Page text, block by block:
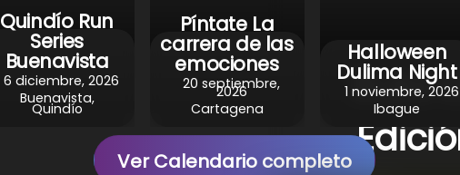
Ruta
t
Quindío Run
Series
Buenavista
6 diciembre, 2026
Buenavista,
Quindío
Píntate La
carrera de las
emociones
20 septiembre,
2026
Cartagena
Halloween
Dulima Night
1 noviembre, 2026
Ibague
Ver Calendario completo